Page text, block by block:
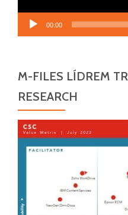
00:00
M-FILES LÍDREM
RESEARCH